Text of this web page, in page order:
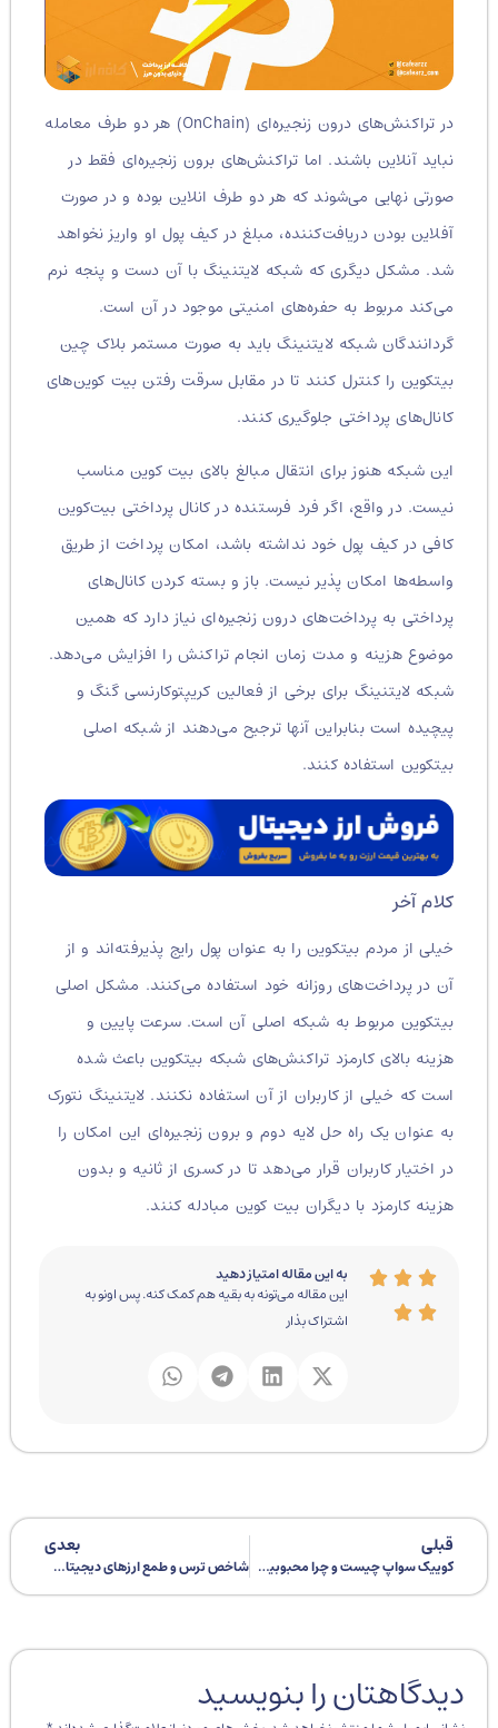
در تراکنش‌های درون زنجیره‌ای (OnChain) هر دو طرف معامله
نباید آنلاین باشند. اما تراکنش‌های برون زنجیره‌ای فقط در
صورتی نهایی می‌شوند که هر دو طرف انلاین بوده و در صورت
آفلاین بودن دریافت‌کننده، مبلغ در کیف پول او واریز نخواهد
شد. مشکل دیگری که شبکه لایتنینگ با آن دست و پنجه نرم
می‌کند مربوط به حفره‌های امنیتی موجود در آن است.
گردانندگان شبکه لایتنینگ باید به صورت مستمر بلاک چین
بیتکوین را کنترل کنند تا در مقابل سرقت رفتن بیت کوین‌های
کانال‌های پرداختی جلوگیری کنند.
این شبکه‌ هنوز برای انتقال مبالغ بالای بیت کوین مناسب
نیست. در واقع، اگر فرد فرستنده در کانال پرداختی بیت‌کوین
کافی در کیف پول خود نداشته باشد، امکان پرداخت از طریق
واسطه‌ها امکان پذیر نیست. باز و بسته کردن کانال‌های
پرداختی به پرداخت‌های درون زنجیره‌ای نیاز دارد که همین
موضوع هزینه و مدت زمان انجام تراکنش را افزایش می‌دهد.
شبکه لایتنینگ برای برخی از فعالین کریپتوکارنسی گنگ و
پیچیده است بنابراین آنها ترجیح می‌دهند از شبکه اصلی
بیتکوین استفاده کنند.
کلام آخر
خیلی از مردم بیتکوین را به عنوان پول رایج پذیرفته‌اند و از
آن در پرداخت‌های روزانه خود استفاده می‌کنند. مشکل اصلی
بیتکوین مربوط به شبکه اصلی آن است. سرعت پایین و
هزینه بالای کارمزد تراکنش‌های شبکه بیتکوین باعث شده
است که خیلی از کاربران از آن استفاده نکنند. لایتنینگ نتورک
به عنوان یک راه حل لایه دوم و برون زنجیره‌ای این امکان را
در اختیار کاربران قرار می‌دهد تا در کسری از ثانیه و بدون
هزینه کارمزد با دیگران بیت کوین مبادله کنند.
به این مقاله امتیاز دهید
این مقاله می‌تونه به بقیه هم کمک کنه. پس اونو به
اشتراک بذار
کوییک سواپ چیست و چرا محبوبیت بیشتری از یونی سواپ دارد؟
بعدی
شاخص ترس و طمع ارزهای دیجیتال چیست 🕛 | تاثیر آن بر قیمت ارزهای دیجیتال ✅
دیدگاهتان را بنویسید